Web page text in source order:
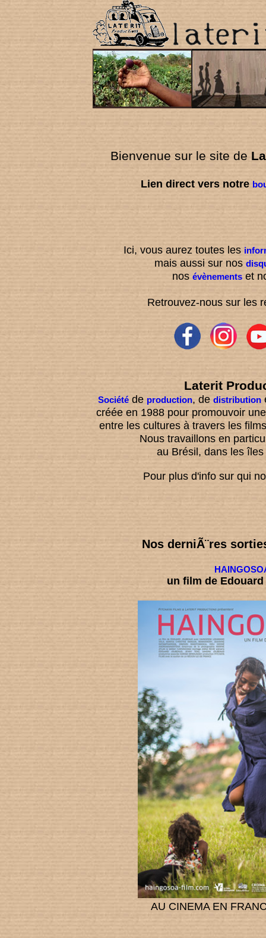
Bienvenue sur le site de
Lien direct vers notre
Ici, vous aurez toutes les
mais aussi sur nos
nos évènementset
Retrouvez-nous sur les
Laterit
Société de production, de distribution
créée en 1988 pour promouvoir
entre les cultures à travers les
Nous travaillons en
au Brésil, dans les
Pour plus d'info sur qui
Nos derniÃ¨res
un film de
AU CINEMA EN